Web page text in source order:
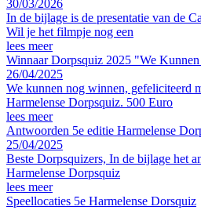
30/03/2026
In de bijlage is de presentatie van de
Wil je het filmpje nog een
lees meer
Winnaar Dorpsquiz 2025 "We
26/04/2025
We kunnen nog winnen, gefeliciteerd
Harmelense Dorpsquiz. 500 Euro
lees meer
Antwoorden 5e editie Harmelense
25/04/2025
Beste Dorpsquizers, In de bijlage het
Harmelense Dorpsquiz
lees meer
Speellocaties 5e Harmelense Dorsquiz